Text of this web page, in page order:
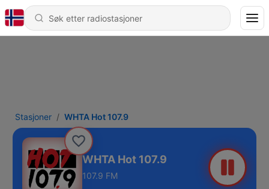
Stasjoner WHTA Hot 107.9
WHTA Hot 107.9
107.9 FM